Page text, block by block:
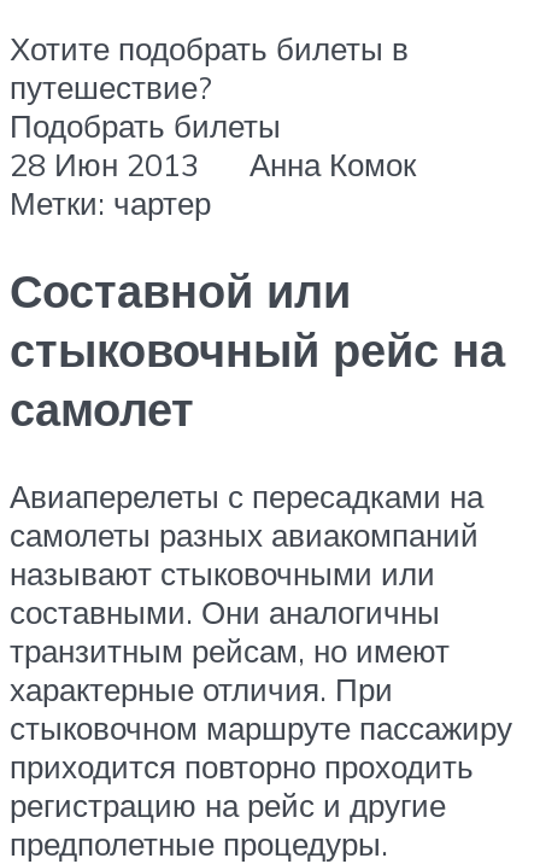
Хотите подобрать билеты в
путешествие?
Подобрать билеты
28 Июн 2013 Анна Комок
Метки: чартер
Составной или
стыковочный рейс на
самолет
Авиаперелеты с пересадками на
самолеты разных авиакомпаний
называют стыковочными или
составными. Они аналогичны
транзитным рейсам, но имеют
характерные отличия. При
стыковочном маршруте пассажиру
приходится повторно проходить
регистрацию на рейс и другие
предполетные процедуры.